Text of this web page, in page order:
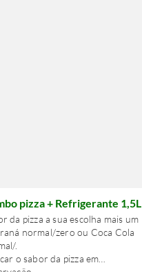
pizza + Refrigerante 1,5L
da pizza a sua escolha mais um
normal/zero ou Coca Cola
.
o sabor da pizza em